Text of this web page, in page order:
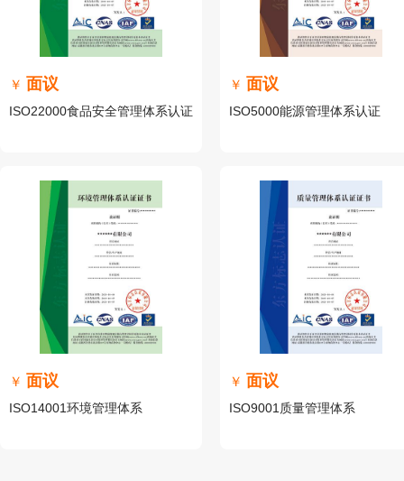
￥ 面议
ISO22000食品安全管理体系认证
￥ 面议
ISO5000能源管理体系认证
￥ 面议
ISO14001环境管理体系
￥ 面议
ISO9001质量管理体系